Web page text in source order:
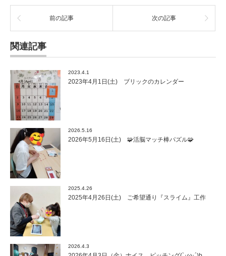
前の記事 次の記事
関連記事
2023.4.1
2023年4月1日(土) ブリックのカレンダー
2026.5.16
2026年5月16日(土) 🧩活脳マッチ棒パズル🧩
2025.4.26
2025年4月26日(土) ご希望通り『スライム』工作
2026.4.3